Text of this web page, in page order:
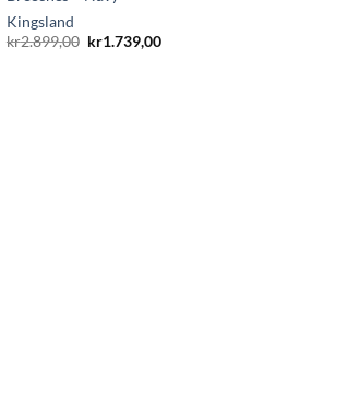
Kingsland
kr2.899,00 Opprinnelig
kr1.739,00Nåværende